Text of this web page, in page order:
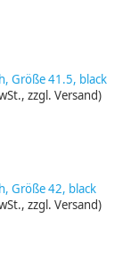
Größe 41.5, black
zzgl. Versand)
Größe 42, black
zzgl. Versand)